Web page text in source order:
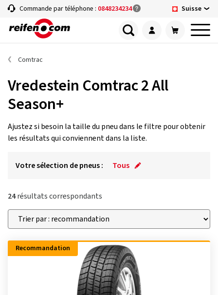
Commande par téléphone : 0848234234 Suisse
Comtrac
Vredestein Comtrac 2 All
Season+
Ajustez si besoin la taille du pneu dans le filtre pour obtenir
les résultats qui conviennent dans la liste.
Votre sélection de pneus : Tous
24résultats correspondants
Recommandation